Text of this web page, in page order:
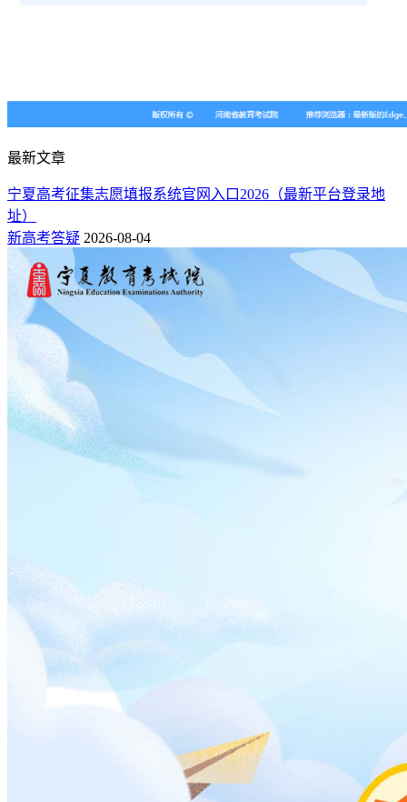
最新文章
宁夏高考征集志愿填报系统官网入口2026（最新平台登录地
址）
新高考答疑 2026-08-04